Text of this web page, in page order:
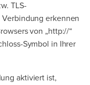
TLS-
erkennen
von „http://“
Symbol in Ihrer
aktiviert ist,